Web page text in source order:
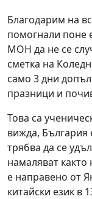
Благодарим на
помогнали поне
МОН да не се
сметка на
само 3 дни
празници и
Това са
вижда, България
трябва да се
намаляват
е направено от
китайски език в